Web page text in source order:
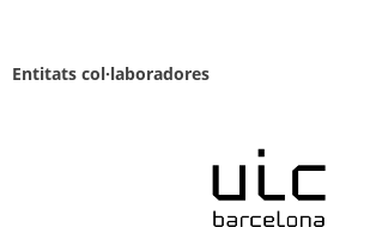
Entitats col·laboradores